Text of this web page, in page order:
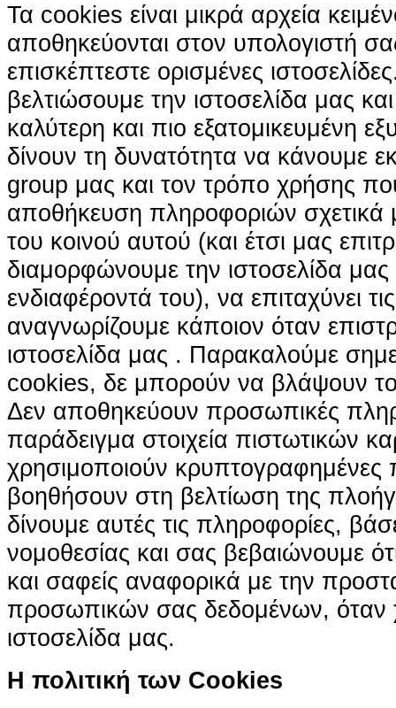
Τα cookies είναι μικρά αρχεία
αποθηκεύονται στον υπολογιστή
επισκέπτεστε ορισμένες
βελτιώσουμε την ιστοσελίδα μας
καλύτερη και πιο εξατομικευμένη
δίνουν τη δυνατότητα να κάνουμε
group μας και τον τρόπο χρήσης
αποθήκευση πληροφοριών σχετικά
του κοινού αυτού (και έτσι μας
διαμορφώνουμε την ιστοσελίδα
ενδιαφέροντά του), να επιταχύνει
αναγνωρίζουμε κάποιον όταν
ιστοσελίδα μας . Παρακαλούμε
cookies, δε μπορούν να βλάψουν
Δεν αποθηκεύουν προσωπικές
παράδειγμα στοιχεία πιστωτικών
χρησιμοποιούν κρυπτογραφημένες
βοηθήσουν στη βελτίωση της
δίνουμε αυτές τις πληροφορίες,
νομοθεσίας και σας βεβαιώνουμε ότι
και σαφείς αναφορικά με την
προσωπικών σας δεδομένων, όταν
ιστοσελίδα μας.
H πολιτική των Cookies